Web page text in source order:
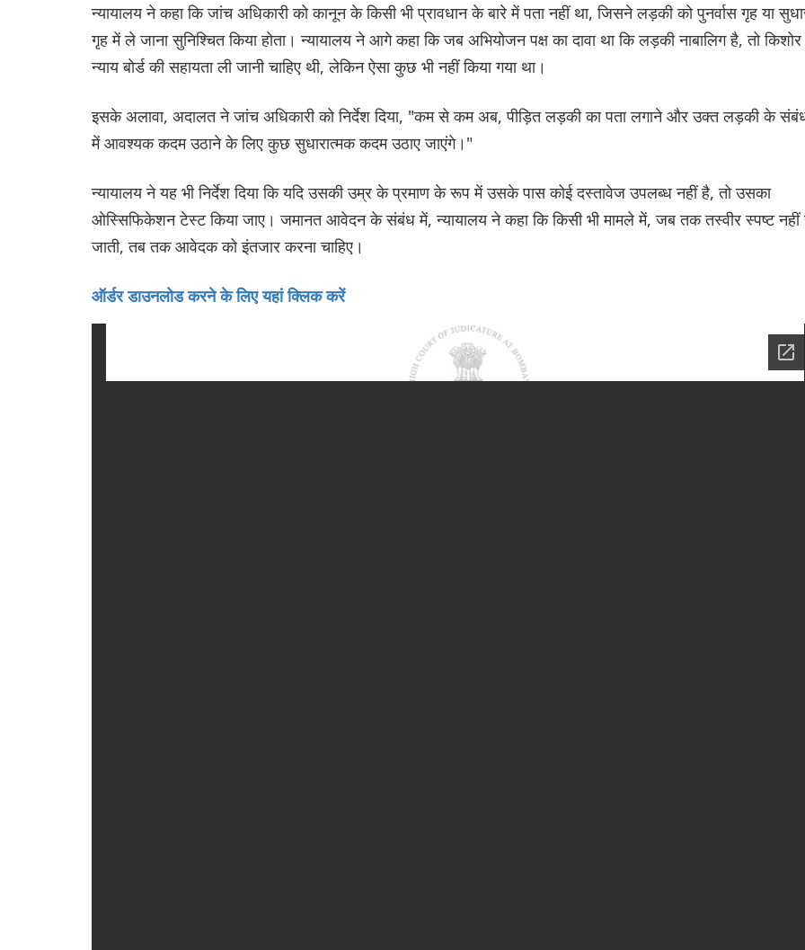
न्यायालय ने कहा कि जांच अधिकारी को कानून के किसी भी प्रावधान के बारे में पता नहीं था, जिसने लड़की को पुनर्वास गृह या
गृह में ले जाना सुनिश्चित किया होता। न्यायालय ने आगे कहा कि जब अभियोजन पक्ष का दावा था कि लड़की नाबालिग है, तो किशोर
न्याय बोर्ड की सहायता ली जानी चाहिए थी, लेकिन ऐसा कुछ भी नहीं किया गया था।
इसके अलावा, अदालत ने जांच अधिकारी को निर्देश दिया, "कम से कम अब, पीड़ित लड़की का पता लगाने और उक्त लड़की के
में आवश्यक कदम उठाने के लिए कुछ सुधारात्मक कदम उठाए जाएंगे।"
न्यायालय ने यह भी निर्देश दिया कि यदि उसकी उम्र के प्रमाण के रूप में उसके पास कोई दस्तावेज उपलब्ध नहीं है, तो उसका
ओस्सिफिकेशन टेस्ट किया जाए। जमानत आवेदन के संबंध में, न्यायालय ने कहा कि किसी भी मामले में, जब तक तस्वीर स्पष्ट नहीं
जाती, तब तक आवेदक को इंतजार करना चाहिए।
ऑर्डर डाउनलोड करने के लिए यहां क्लिक करें